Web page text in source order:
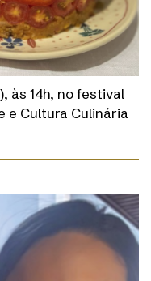
às 14h, no festival
e Cultura Culinária